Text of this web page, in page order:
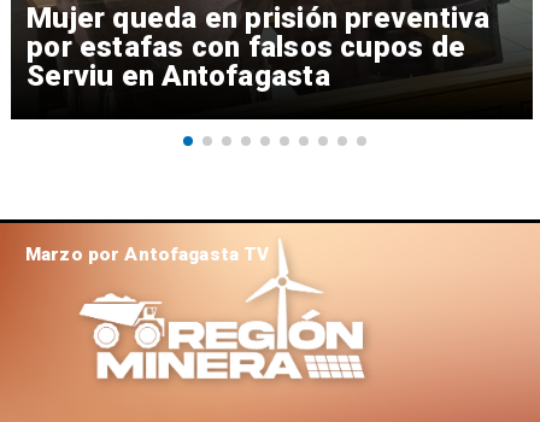
Mujer queda en prisión preventiva
por estafas con falsos cupos de
Serviu en Antofagasta
Marzo por Antofagasta TV